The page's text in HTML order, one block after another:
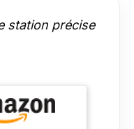
station précise